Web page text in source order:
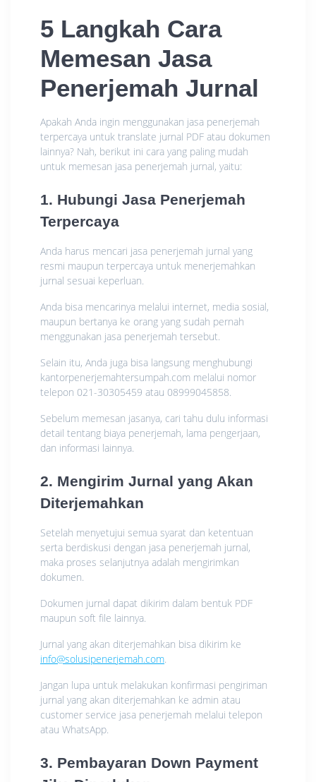
5 Langkah Cara
Memesan Jasa
Penerjemah Jurnal
Apakah Anda ingin menggunakan jasa penerjemah
terpercaya untuk translate jurnal PDF atau dokumen
lainnya? Nah, berikut ini cara yang paling mudah
untuk memesan jasa penerjemah jurnal, yaitu:
1. Hubungi Jasa Penerjemah
Terpercaya
Anda harus mencari jasa penerjemah jurnal yang
resmi maupun terpercaya untuk menerjemahkan
jurnal sesuai keperluan.
Anda bisa mencarinya melalui internet, media sosial,
maupun bertanya ke orang yang sudah pernah
menggunakan jasa penerjemah tersebut.
Selain itu, Anda juga bisa langsung menghubungi
kantorpenerjemahtersumpah.com melalui nomor
telepon 021-30305459 atau 08999045858.
Sebelum memesan jasanya, cari tahu dulu informasi
detail tentang biaya penerjemah, lama pengerjaan,
dan informasi lainnya.
2. Mengirim Jurnal yang Akan
Diterjemahkan
Setelah menyetujui semua syarat dan ketentuan
serta berdiskusi dengan jasa penerjemah jurnal,
maka proses selanjutnya adalah mengirimkan
dokumen.
Dokumen jurnal dapat dikirim dalam bentuk PDF
maupun soft file lainnya.
Jurnal yang akan diterjemahkan bisa dikirim ke
info@solusipenerjemah.com.
Jangan lupa untuk melakukan konfirmasi pengiriman
jurnal yang akan diterjemahkan ke admin atau
customer service jasa penerjemah melalui telepon
atau WhatsApp.
3. Pembayaran Down Payment